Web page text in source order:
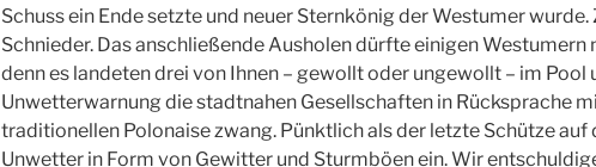
Schuss ein Ende setzte und neuer Sternkönig der Westumer
Schnieder. Das anschließende Ausholen dürfte einigen Westumern
denn es landeten drei von Ihnen – gewollt oder ungewollt – im Pool
Unwetterwarnung die stadtnahen Gesellschaften in Rücksprache
traditionellen Polonaise zwang. Pünktlich als der letzte Schütze auf
Unwetter in Form von Gewitter und Sturmböen ein. Wir